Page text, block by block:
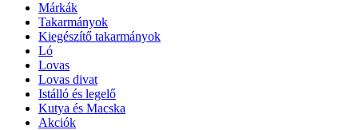
Márkák
Takarmányok
Kiegészítő takarmányok
Ló
Lovas
Lovas divat
Istálló és legelő
Kutya és Macska
Akciók